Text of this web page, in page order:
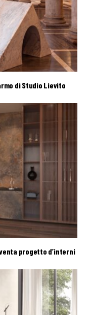
di Studio Lievito
progetto d’interni